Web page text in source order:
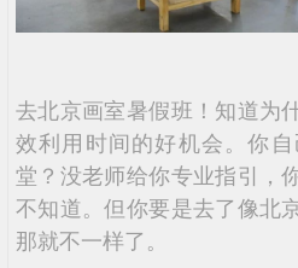
去北京画室暑假班！知道为
效利用时间的好机会。你
堂？没老师给你专业指引，
不知道。但你要是去了像北
那就不一样了。